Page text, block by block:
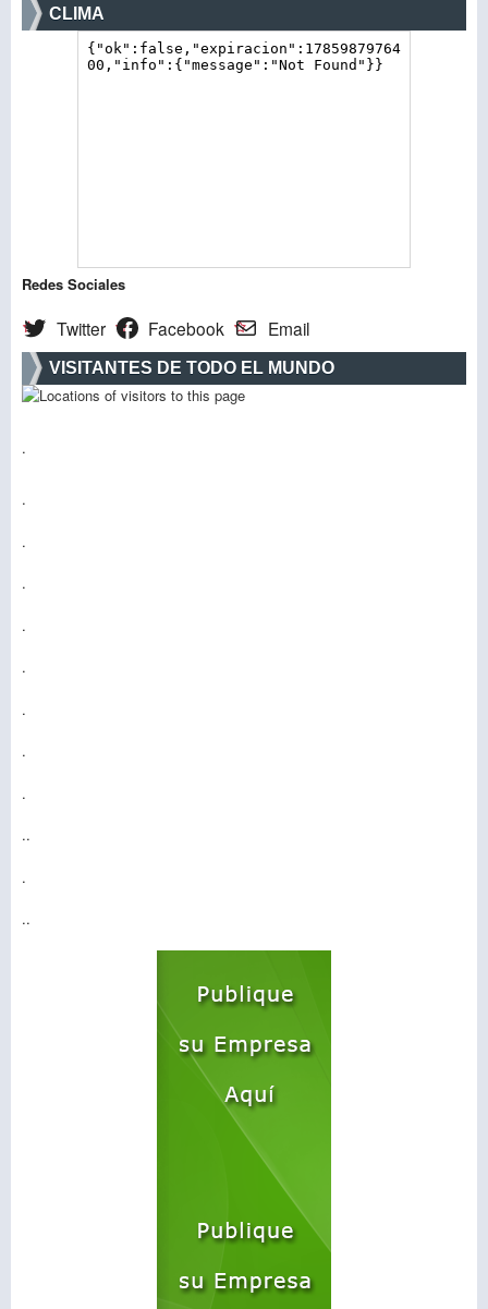
CLIMA
Redes Sociales
Twitter Facebook Email
VISITANTES DE TODO EL MUNDO
.
.
.
.
.
.
.
.
.
..
.
..